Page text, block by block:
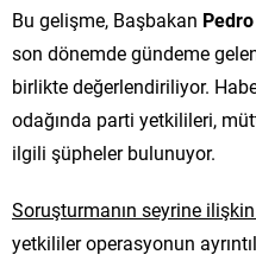
Bu gelişme, Başbakan
son dönemde gündeme
birlikte değerlendiriliyor.
odağında parti yetkilileri,
ilgili şüpheler bulunuyor.
Soruşturmanın seyrine
yetkililer operasyonun